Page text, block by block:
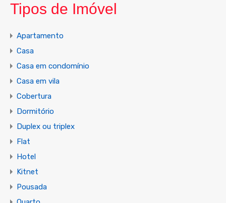
Tipos de Imóvel
Apartamento
Casa
Casa em condomínio
Casa em vila
Cobertura
Dormitório
Duplex ou triplex
Flat
Hotel
Kitnet
Pousada